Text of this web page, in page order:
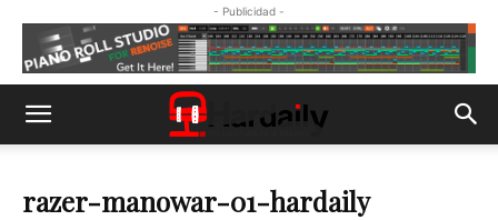
- Publicidad -
razer-manowar-01-hardaily